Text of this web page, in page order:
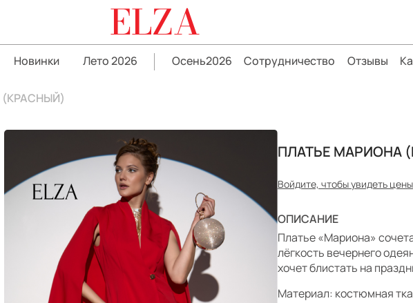
ELZA
Новинки Лето 2026 Осень2026 Сотрудничество Отзывы
ПЛАТЬЕ МАРИОНА
Войдите, чтобы увидеть цены
ОПИСАНИЕ
Платье «Мариона»
лёгкость вечернего
хочет блистать на
Материал: костюмная